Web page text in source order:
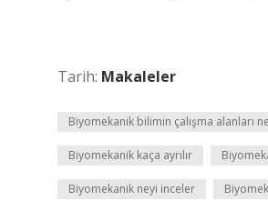
Tarih: Makaleler
Biyomekanik bilimin çalışma alanları
Biyomekanik kaça ayrılır
Biyomekanik neyi inceler